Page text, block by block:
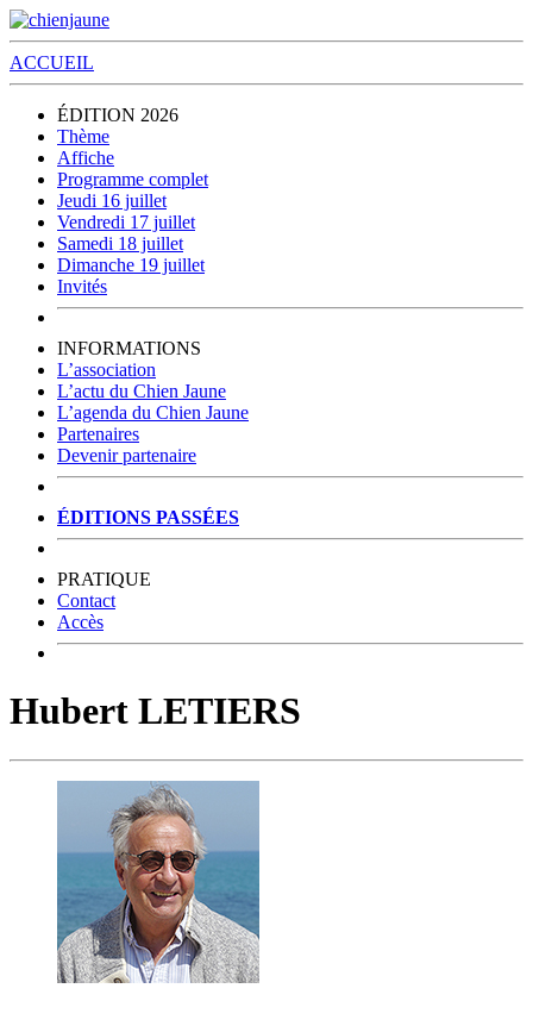
ACCUEIL
ÉDITION 2026
Thème
Affiche
Programme complet
Jeudi 16 juillet
Vendredi 17 juillet
Samedi 18 juillet
Dimanche 19 juillet
Invités
INFORMATIONS
L’association
L’actu du Chien Jaune
L’agenda du Chien Jaune
Partenaires
Devenir partenaire
ÉDITIONS PASSÉES
PRATIQUE
Contact
Accès
Hubert LETIERS